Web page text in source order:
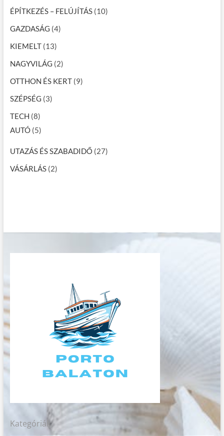
ÉPÍTKEZÉS – FELÚJÍTÁS(10)
GAZDASÁG (4)
KIEMELT(13)
NAGYVILÁG (2)
OTTHON ÉS KERT(9)
SZÉPSÉG (3)
TECH (8)
AUTÓ(5)
UTAZÁS ÉS SZABADIDŐ (27)
VÁSÁRLÁS(2)
Kategóriák